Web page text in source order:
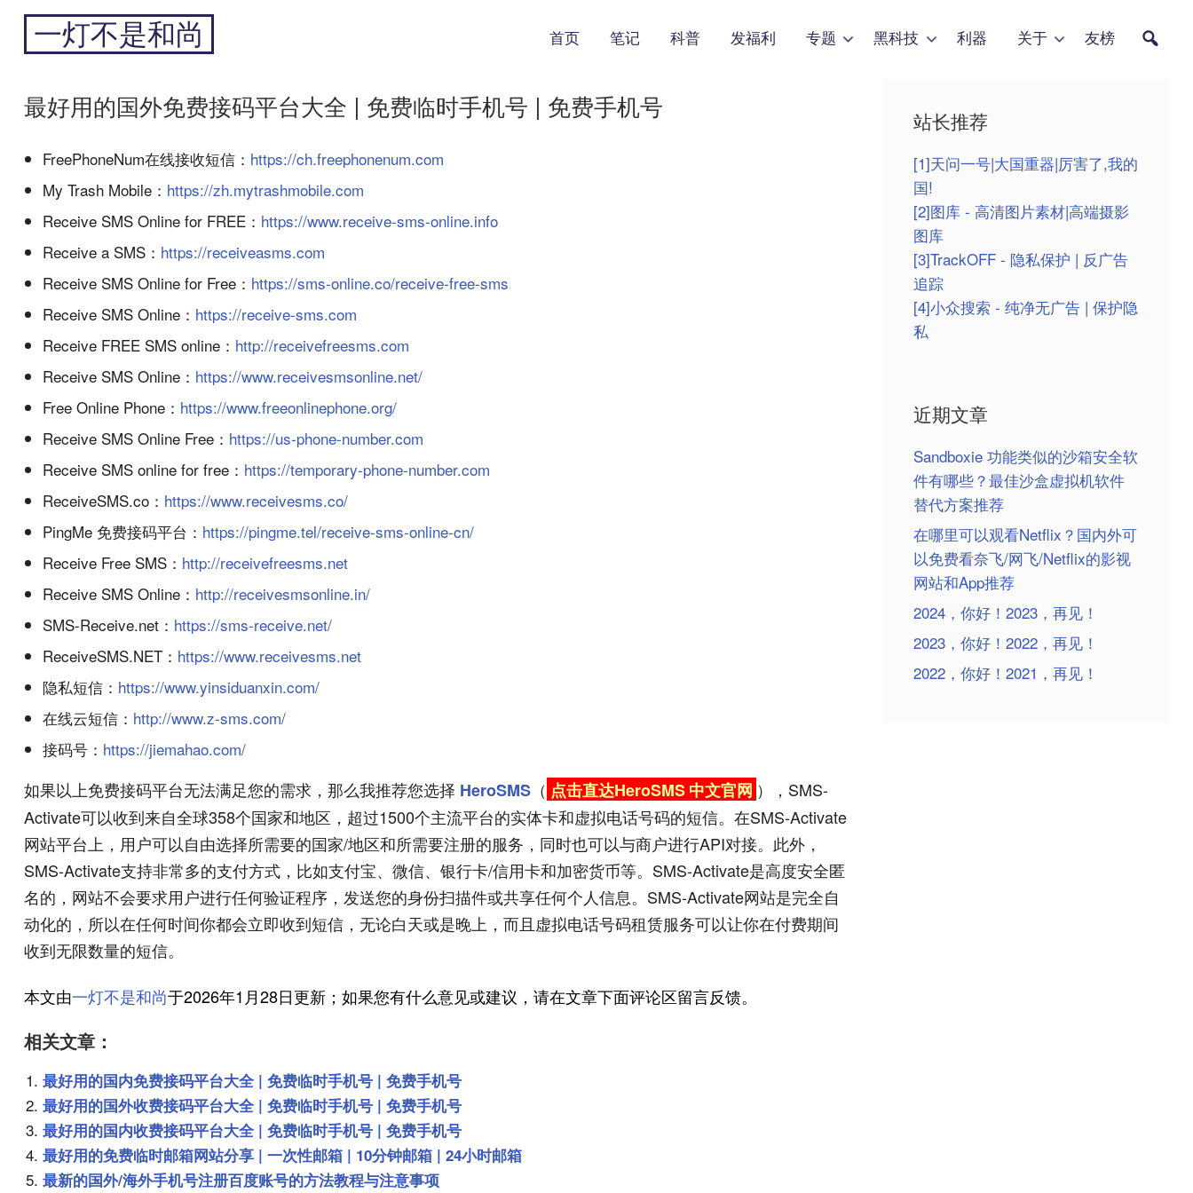
一灯不是和尚 首页 笔记 科普 发福利 专题 黑科技 利器 关于 友榜
最好用的国外免费接码平台大全 | 免费临时手机号 | 免费手机号
FreePhoneNum在线接收短信： https://ch.freephonenum.com
My Trash Mobile： https://zh.mytrashmobile.com
Receive SMS Online for FREE： https://www.receive-sms-online.info
Receive a SMS： https://receiveasms.com
Receive SMS Online for Free： https://sms-online.co/receive-free-sms
Receive SMS Online： https://receive-sms.com
Receive FREE SMS online： http://receivefreesms.com
Receive SMS Online： https://www.receivesmsonline.net/
Free Online Phone： https://www.freeonlinephone.org/
Receive SMS Online Free： https://us-phone-number.com
Receive SMS online for free： https://temporary-phone-number.com
ReceiveSMS.co： https://www.receivesms.co/
PingMe 免费接码平台： https://pingme.tel/receive-sms-online-cn/
Receive Free SMS： http://receivefreesms.net
Receive SMS Online： http://receivesmsonline.in/
SMS-Receive.net： https://sms-receive.net/
ReceiveSMS.NET： https://www.receivesms.net
隐私短信： https://www.yinsiduanxin.com/
在线云短信： http://www.z-sms.com/
接码号： https://jiemahao.com/
如果以上免费接码平台无法满足您的需求，那么我推荐您选择 HeroSMS（ 点击直达HeroSMS中文官网 ），SMS-
Activate可以收到来自全球358个国家和地区，超过1500个主流平台的实体卡和虚拟电话号码的短信。在SMS-Activate
网站平台上，用户可以自由选择所需要的国家/地区和所需要注册的服务，同时也可以与商户进行API对接。此外，
SMS-Activate支持非常多的支付方式，比如支付宝、微信、银行卡/信用卡和加密货币等。SMS-Activate是高度安全匿
名的，网站不会要求用户进行任何验证程序，发送您的身份扫描件或共享任何个人信息。SMS-Activate网站是完全自
动化的，所以在任何时间你都会立即收到短信，无论白天或是晚上，而且虚拟电话号码租赁服务可以让你在付费期间
收到无限数量的短信。
本文由一灯不是和尚于2026年1月28日更新；如果您有什么意见或建议，请在文章下面评论区留言反馈。
相关文章：
最好用的国内免费接码平台大全 | 免费临时手机号 | 免费手机号
最好用的国外收费接码平台大全 | 免费临时手机号 | 免费手机号
最好用的国内收费接码平台大全 | 免费临时手机号 | 免费手机号
最好用的免费临时邮箱网站分享 | 一次性邮箱 | 10分钟邮箱 | 24小时邮箱
最新的国外/海外手机号注册百度账号的方法教程与注意事项
站长推荐
[1]天问一号|大国重器|厉害了,我的
国!
[2]图库 - 高清图片素材|高端摄影
图库
[3]TrackOFF - 隐私保护 | 反广告
追踪
[4]小众搜索 - 纯净无广告 | 保护隐
私
近期文章
Sandboxie 功能类似的沙箱安全软
件有哪些？最佳沙盒虚拟机软件
替代方案推荐
在哪里可以观看Netflix？国内外可
以免费看奈飞/网飞/Netflix的影视
网站和App推荐
2024，你好！2023，再见！
2023，你好！2022，再见！
2022，你好！2021，再见！